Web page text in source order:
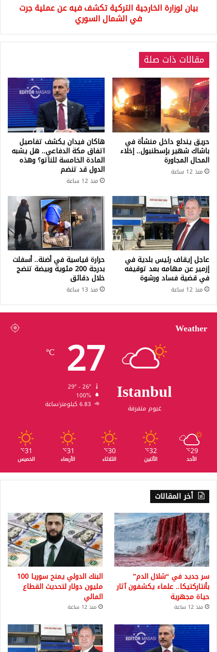
بيان لوزارة الخارجية التركية تكشف فيه عن عملية جرت
في الشمال السوري
مقالات ذات صلة
حريق يندلع داخل منشأة في
باشاك شهير بإسطنبول.. إخلاء
المحال المجاورة
منذ 12 ساعة
هاكان فيدان يكشف تفاصيل
اتفاق مكة الدفاعي.. هل يشبه
المادة الخامسة للناتو؟ وهذه
الدول قد تنضم
منذ 12 ساعة
عاجل إيقاف رئيس بلدية في
إزمير عن مهامه بعد توقيفه
في قضية فساد ورشوة
منذ 12 ساعة
حرارة قياسية في أضنة.. أسفلت
بدرجة 200 مئوية وبيضة تنضج
خلال دقائق
منذ 13 ساعة
Weather
Istanbul
غيوم متفرقة
27
℃
100%
6.83 كيلومتر/ساعة
29
℃
الأحد
32
℃
الأثنين
30
℃
الثلاثاء
31
℃
الأربعاء
31
℃
الخميس
أخر المقالات
سر جديد في “شلال الدم”
بأنتاركتيكا.. علماء يكشفون آثار
حياة مجهرية
منذ 12 ساعة
البنك الدولي يمنح سوريا 100
مليون دولار لتحديث القطاع
المالي
منذ 12 ساعة